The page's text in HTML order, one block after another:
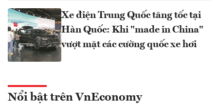
Xe điện Trung Quốc tăng tốc tại
Hàn Quốc: Khi "made in China"
vượt mặt các cường quốc xe hơi
Nổi bật trên VnEconomy